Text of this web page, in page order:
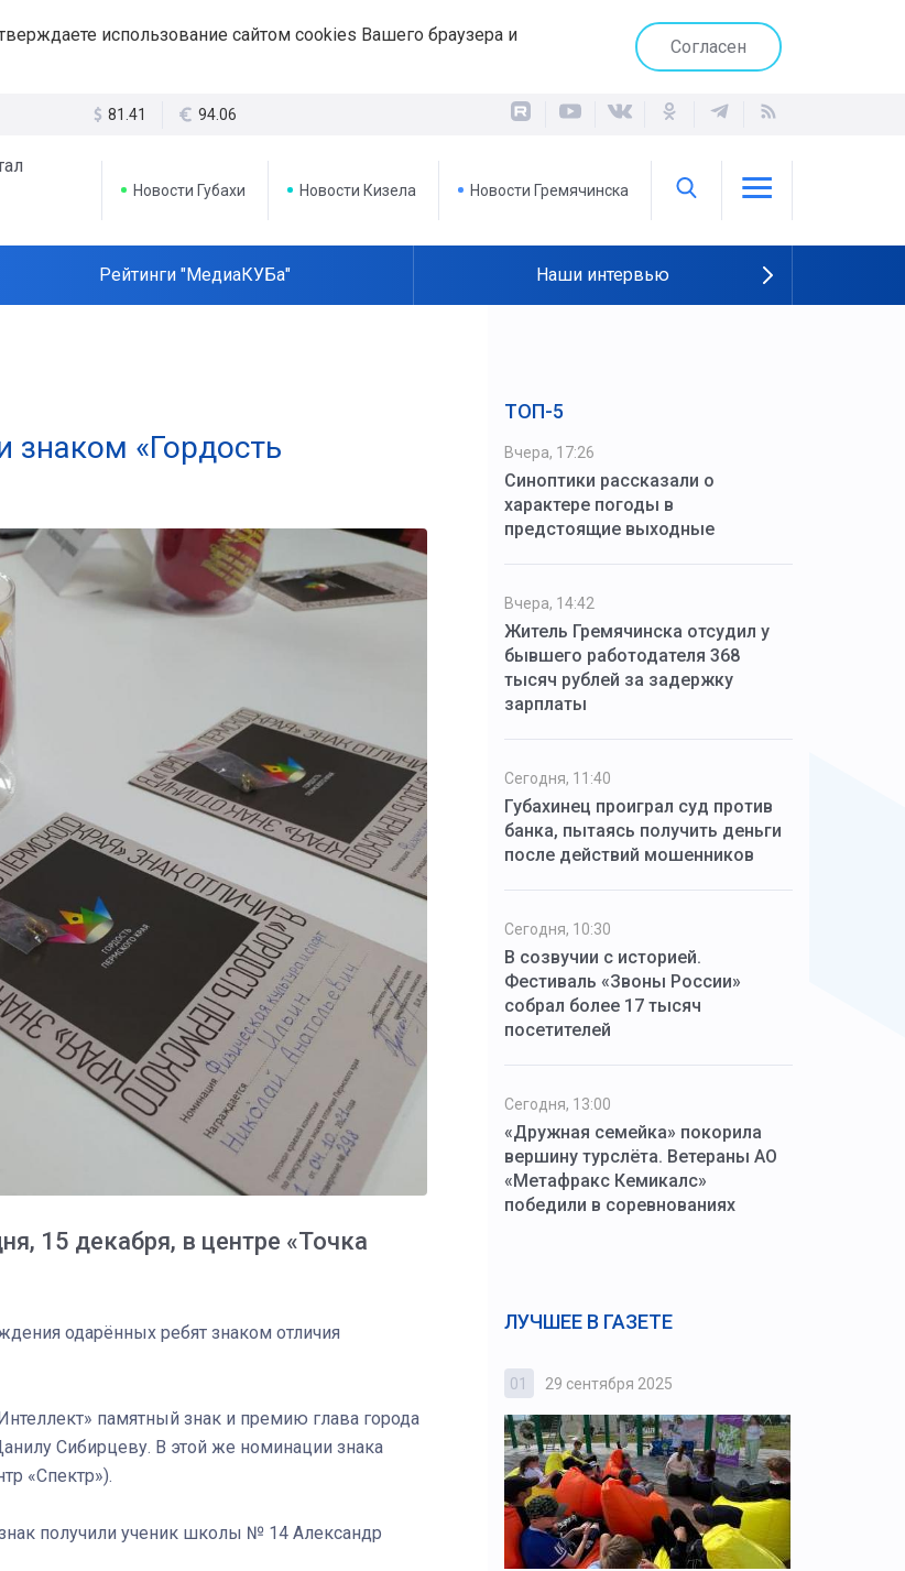
использование сайтом cookies Вашего браузера и
Согласен
81.41 94.06
Новости Губахи Новости Кизела Новости Гремячинска
Рейтинги "МедиаКУБа" Наши интервью
знаком «Гордость
15 декабря, в центре «Точка
одарённых ребят знаком отличия
памятный знак и премию глава города
Сибирцеву. В этой же номинации знака
«Спектр»).
получили ученик школы № 14 Александр
ТОП-5
Вчера, 17:26
Синоптики рассказали о
характере погоды в
предстоящие выходные
Вчера, 14:42
Житель Гремячинска отсудил у
бывшего работодателя 368
тысяч рублей за задержку
зарплаты
Сегодня, 11:40
Губахинец проиграл суд против
банка, пытаясь получить деньги
после действий мошенников
Сегодня, 10:30
В созвучии с историей.
Фестиваль «Звоны России»
собрал более 17 тысяч
посетителей
Сегодня, 13:00
«Дружная семейка» покорила
вершину турслёта. Ветераны АО
«Метафракс Кемикалс»
победили в соревнованиях
ЛУЧШЕЕ В ГАЗЕТЕ
01 29 сентября 2025